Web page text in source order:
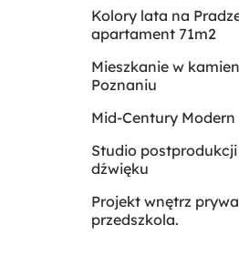
Kolory lata na
apartament 71m2
Mieszkanie w
Poznaniu
Mid-Century Modern
Studio
dźwięku
Projekt wnętrz
przedszkola.